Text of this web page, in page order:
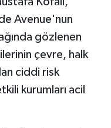
Avenue'nun
gözlenen
çevre, halk
ciddi risk
kurumları acil